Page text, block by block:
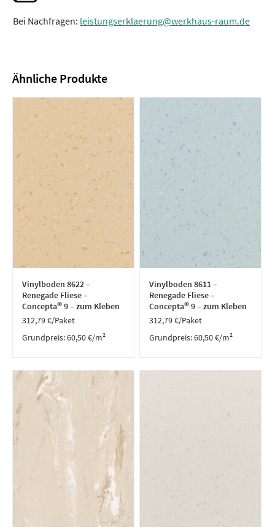
Bei Nachfragen: leistungserklaerung@werkhaus-raum.de
Ähnliche Produkte
Vinylboden 8622 –
Renegade Fliese –
Concepta© 9 – zum Kleben
312,79€/Paket
Grundpreis:60,50€/m²
Vinylboden 8611 –
Renegade Fliese –
Concepta© 9 – zum Kleben
312,79€/Paket
Grundpreis:60,50€/m²